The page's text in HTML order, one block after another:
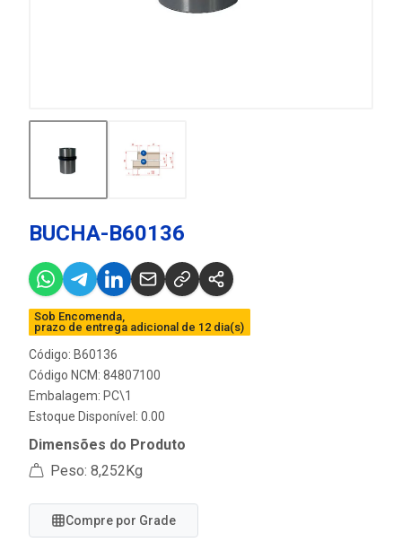
BUCHA-B60136
Sob Encomenda,
prazo de entrega adicional de 12 dia(s)
Código: B60136
Código NCM: 84807100
Embalagem: PC\1
Estoque Disponível: 0.00
Dimensões do Produto
Peso: 8,252Kg
Compre por Grade